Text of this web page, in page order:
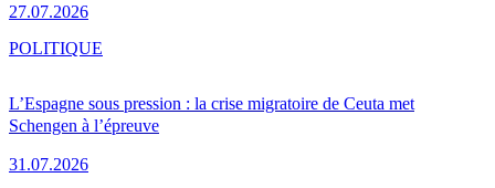
27.07.2026
L’Espagne sous pression : la crise migratoire de Ceuta met
Schengen à l’épreuve
31.07.2026
POLITIQUE